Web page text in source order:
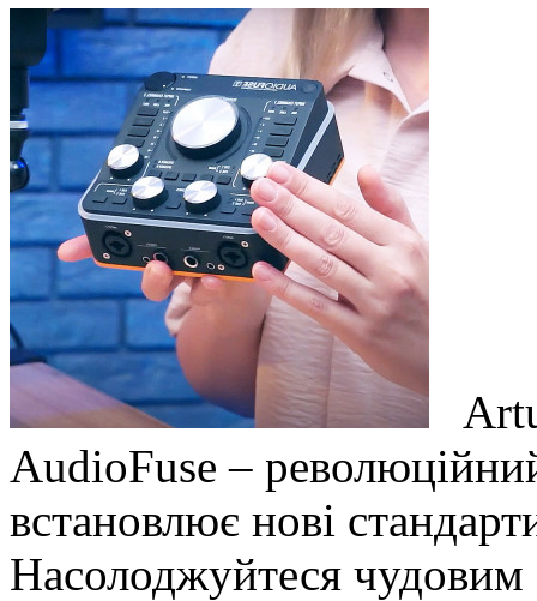
AudioFuse –
встановлює нові
Насолоджуйтеся чудовим